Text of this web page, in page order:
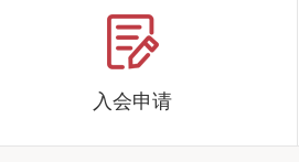
入会申请